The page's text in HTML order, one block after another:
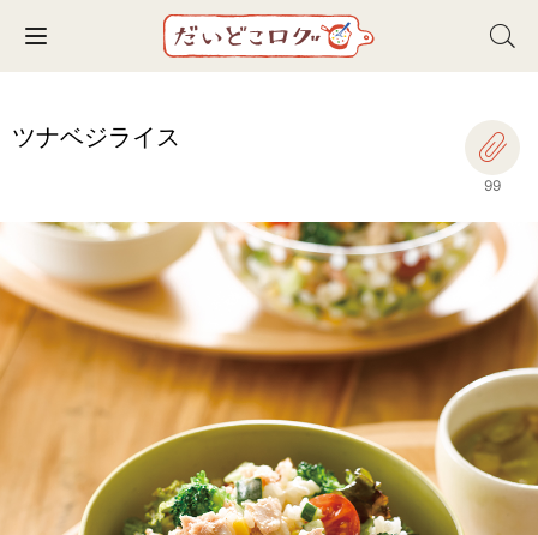
Toggle navigation
ツナベジライス
99